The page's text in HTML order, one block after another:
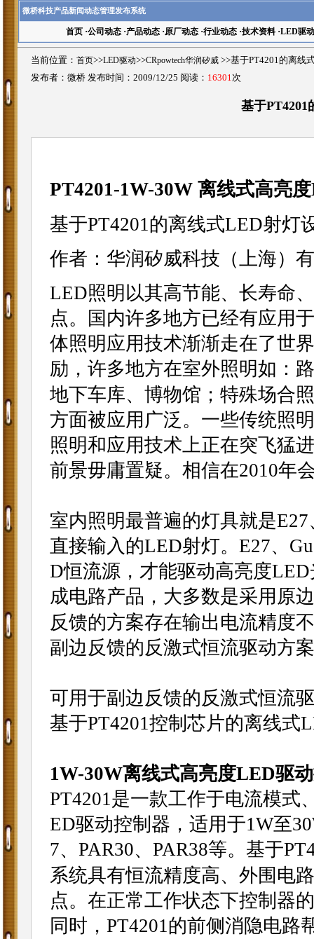
微桥科技产品新闻动态管理发布系统
首页·公司动态·产品动态·原厂动态·行业动态·技术资料·LED驱动
当前位置： 首页>>LED驱动>>CRpowtech华润矽威 >>基于PT4201的离线
发布者：微桥 发布时间：2009/12/25 阅读： 16301 次
基于PT4201
PT4201-1W-30W 离线式高亮
基于PT4201的离线式LED射灯
作者：华润矽威科技（上海）
LED照明以其高节能、长寿命
点。国内许多地方已经有应用
体照明应用技术渐渐走在了世
励，许多地方在室外照明如：
地下车库、博物馆；特殊场合
方面被应用广泛。一些传统照
照明和应用技术上正在突飞猛
前景毋庸置疑。相信在2010年
室内照明最普遍的灯具就是
直接输入的LED射灯。E27、
D恒流源，才能驱动高亮度
成电路产品，大多数是采用原
反馈的方案存在输出电流精度
副边反馈的反激式恒流驱动方
可用于副边反馈的反激式恒流
基于PT4201控制芯片的离线式
1W-30W离线式高亮度LED驱
PT4201是一款工作于电流模式
ED驱动控制器，适用于1W至
7、PAR30、PAR38等。基于
系统具有恒流精度高、外围电
点。在正常工作状态下控制器
同时，PT4201的前侧消隐电